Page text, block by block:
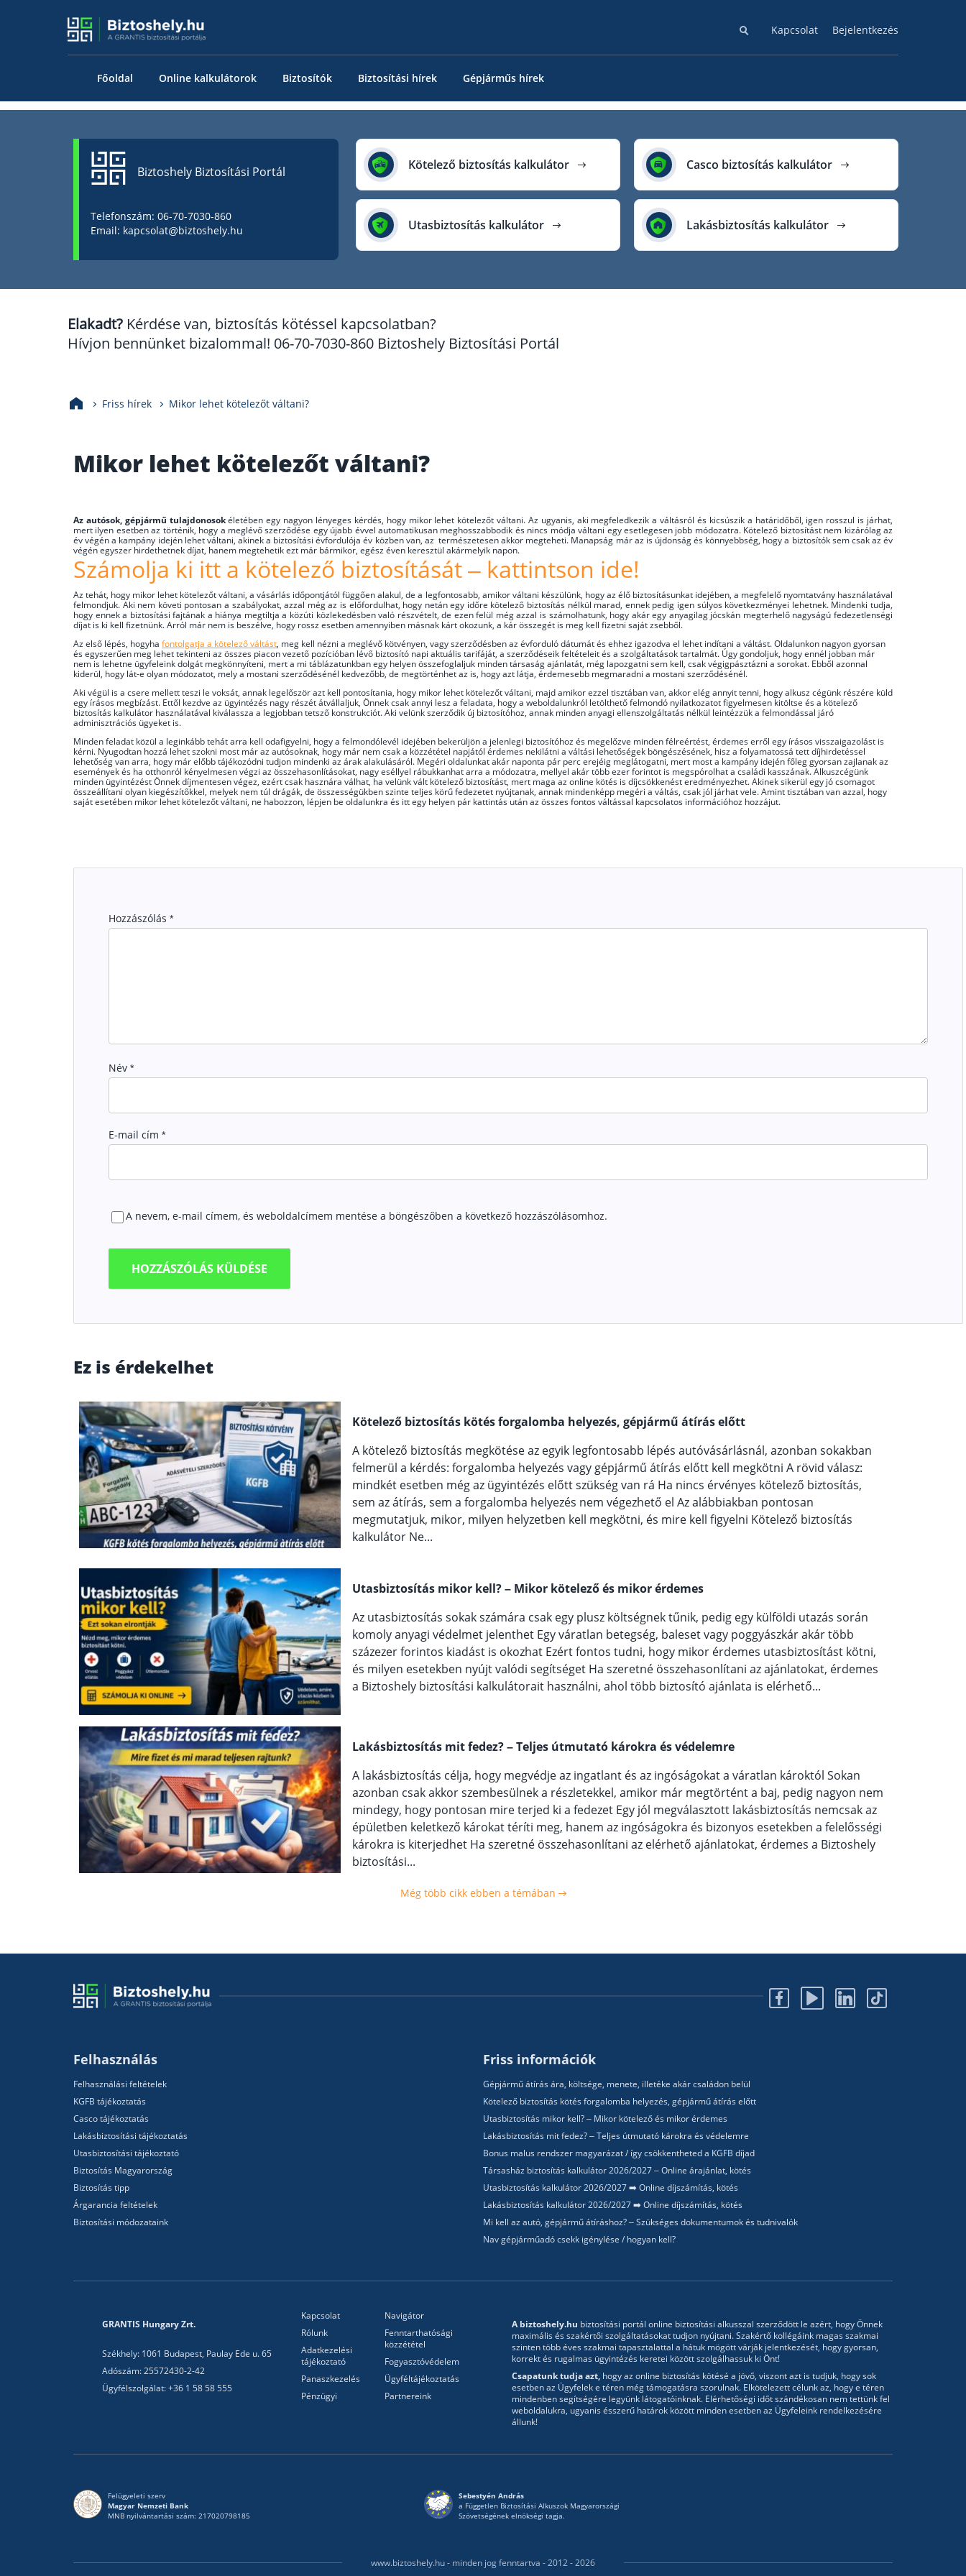
Kapcsolat Bejelentkezés
Főoldal Online kalkulátorok Biztosítók Biztosítási hírek Gépjárműs hírek
Biztoshely Biztosítási Portál
Telefonszám: 06-70-7030-860
Email: kapcsolat@biztoshely.hu
Kötelező biztosítás kalkulátor
Utasbiztosítás kalkulátor
Casco biztosítás kalkulátor
Lakásbiztosítás kalkulátor
Elakadt? Kérdése van, biztosítás kötéssel kapcsolatban?
Hívjon bennünket bizalommal! 06-70-7030-860 Biztoshely Biztosítási Portál
Friss hírek Mikor lehet kötelezőt váltani?
Mikor lehet kötelezőt váltani?
Az autósok, gépjármű tulajdonosokéletében egy nagyon lényeges kérdés, hogy mikor lehet kötelezőt váltani. Az ugyanis, aki megfeledkezik a váltásról és kicsúszik a határidőből, igen rosszul is járhat,
mert ilyen esetben az történik, hogy a meglévő szerződése egy újabb évvel automatikusan meghosszabbodik és nincs módja váltani egy esetlegesen jobb módozatra. Kötelező biztosítást nem kizárólag az
év végén a kampány idején lehet váltani, akinek a biztosítási évfordulója év közben van, az természetesen akkor megteheti. Manapság már az is újdonság és könnyebbség, hogy a biztosítók sem csak az év
végén egyszer hirdethetnek díjat, hanem megtehetik ezt már bármikor, egész éven keresztül akármelyik napon.
Számolja ki itt a kötelező biztosítását – kattintson ide!
Az tehát, hogy mikor lehet kötelezőt váltani, a vásárlás időpontjától függően alakul, de a legfontosabb, amikor váltani készülünk, hogy az élő biztosításunkat idejében, a megfelelő nyomtatvány használatával
felmondjuk. Aki nem követi pontosan a szabályokat, azzal még az is előfordulhat, hogy netán egy időre kötelező biztosítás nélkül marad, ennek pedig igen súlyos következményei lehetnek. Mindenki tudja,
hogy ennek a biztosítási fajtának a hiánya megtiltja a közúti közlekedésben való részvételt, de ezen felül még azzal is számolhatunk, hogy akár egy anyagilag jócskán megterhelő nagyságú fedezetlenségi
díjat is ki kell fizetnünk. Arról már nem is beszélve, hogy rossz esetben amennyiben másnak kárt okozunk, a kár összegét is meg kell fizetni saját zsebből.
Az első lépés, hogyha fontolgatja a kötelező váltást, meg kell nézni a meglévő kötvényen, vagy szerződésben az évforduló dátumát és ehhez igazodva el lehet indítani a váltást. Oldalunkon nagyon gyorsan
és egyszerűen meg lehet tekinteni az összes piacon vezető pozícióban lévő biztosító napi aktuális tarifáját, a szerződéseik feltételeit és a szolgáltatások tartalmát. Úgy gondoljuk, hogy ennél jobban már
nem is lehetne ügyfeleink dolgát megkönnyíteni, mert a mi táblázatunkban egy helyen összefoglaljuk minden társaság ajánlatát, még lapozgatni sem kell, csak végigpásztázni a sorokat. Ebből azonnal
kiderül, hogy lát-e olyan módozatot, mely a mostani szerződésénél kedvezőbb, de megtörténhet az is, hogy azt látja, érdemesebb megmaradni a mostani szerződésénél.
Aki végül is a csere mellett teszi le voksát, annak legelőször azt kell pontosítania, hogy mikor lehet kötelezőt váltani, majd amikor ezzel tisztában van, akkor elég annyit tenni, hogy alkusz cégünk részére küld
egy írásos megbízást. Ettől kezdve az ügyintézés nagy részét átvállaljuk, Önnek csak annyi lesz a feladata, hogy a weboldalunkról letölthető felmondó nyilatkozatot figyelmesen kitöltse és a kötelező
biztosítás kalkulátor használatával kiválassza a legjobban tetsző konstrukciót. Aki velünk szerződik új biztosítóhoz, annak minden anyagi ellenszolgáltatás nélkül leintézzük a felmondással járó
adminisztrációs ügyeket is.
Minden feladat közül a leginkább tehát arra kell odafigyelni, hogy a felmondólevél idejében bekerüljön a jelenlegi biztosítóhoz és megelőzve minden félreértést, érdemes erről egy írásos visszaigazolást is
kérni. Nyugodtan hozzá lehet szokni most már az autósoknak, hogy már nem csak a közzététel napjától érdemes nekilátni a váltási lehetőségek böngészésének, hisz a folyamatossá tett díjhirdetéssel
lehetőség van arra, hogy már előbb tájékozódni tudjon mindenki az árak alakulásáról. Megéri oldalunkat akár naponta pár perc erejéig meglátogatni, mert most a kampány idején főleg gyorsan zajlanak az
események és ha otthonról kényelmesen végzi az összehasonlításokat, nagy eséllyel rábukkanhat arra a módozatra, mellyel akár több ezer forintot is megspórolhat a családi kasszának. Alkuszcégünk
minden ügyintézést Önnek díjmentesen végez, ezért csak hasznára válhat, ha velünk vált kötelező biztosítást, mert maga az online kötés is díjcsökkenést eredményezhet. Akinek sikerül egy jó csomagot
összeállítani olyan kiegészítőkkel, melyek nem túl drágák, de összességükben szinte teljes körű fedezetet nyújtanak, annak mindenképp megéri a váltás, csak jól járhat vele. Amint tisztában van azzal, hogy
saját esetében mikor lehet kötelezőt váltani, ne habozzon, lépjen be oldalunkra és itt egy helyen pár kattintás után az összes fontos váltással kapcsolatos információhoz hozzájut.
Hozzászólás *
Név *
E-mail cím *
A nevem, e-mail címem, és weboldalcímem mentése a böngészőben a következő hozzászólásomhoz.
Ez is érdekelhet
Kötelező biztosítás kötés forgalomba helyezés, gépjármű átírás előtt
A kötelező biztosítás megkötése az egyik legfontosabb lépés autóvásárlásnál, azonban sokakban
felmerül a kérdés: forgalomba helyezés vagy gépjármű átírás előtt kell megkötni A rövid válasz:
mindkét esetben még az ügyintézés előtt szükség van rá Ha nincs érvényes kötelező biztosítás,
sem az átírás, sem a forgalomba helyezés nem végezhető el Az alábbiakban pontosan
megmutatjuk, mikor, milyen helyzetben kell megkötni, és mire kell figyelni Kötelező biztosítás
kalkulátor Ne...
Utasbiztosítás mikor kell? – Mikor kötelező és mikor érdemes
Az utasbiztosítás sokak számára csak egy plusz költségnek tűnik, pedig egy külföldi utazás során
komoly anyagi védelmet jelenthet Egy váratlan betegség, baleset vagy poggyászkár akár több
százezer forintos kiadást is okozhat Ezért fontos tudni, hogy mikor érdemes utasbiztosítást kötni,
és milyen esetekben nyújt valódi segítséget Ha szeretné összehasonlítani az ajánlatokat, érdemes
a Biztoshely biztosítási kalkulátorait használni, ahol több biztosító ajánlata is elérhető...
Lakásbiztosítás mit fedez? – Teljes útmutató károkra és védelemre
A lakásbiztosítás célja, hogy megvédje az ingatlant és az ingóságokat a váratlan károktól Sokan
azonban csak akkor szembesülnek a részletekkel, amikor már megtörtént a baj, pedig nagyon nem
mindegy, hogy pontosan mire terjed ki a fedezet Egy jól megválasztott lakásbiztosítás nemcsak az
épületben keletkező károkat téríti meg, hanem az ingóságokra és bizonyos esetekben a felelősségi
károkra is kiterjedhet Ha szeretné összehasonlítani az elérhető ajánlatokat, érdemes a Biztoshely
biztosítási...
Még több cikk ebben a témában
Felhasználás
Felhasználási feltételek
KGFB tájékoztatás
Casco tájékoztatás
Lakásbiztosítási tájékoztatás
Utasbiztosítási tájékoztató
Biztosítás Magyarország
Biztosítás tipp
Árgarancia feltételek
Biztosítási módozataink
Friss információk
Gépjármű átírás ára, költsége, menete, illetéke akár családon belül
Kötelező biztosítás kötés forgalomba helyezés, gépjármű átírás előtt
Utasbiztosítás mikor kell? – Mikor kötelező és mikor érdemes
Lakásbiztosítás mit fedez? – Teljes útmutató károkra és védelemre
Bonus malus rendszer magyarázat / így csökkentheted a KGFB díjad
Társasház biztosítás kalkulátor 2026/2027 – Online árajánlat, kötés
Utasbiztosítás kalkulátor 2026/2027 ➡️ Online díjszámítás, kötés
Lakásbiztosítás kalkulátor 2026/2027 ➡️ Online díjszámítás, kötés
Mi kell az autó, gépjármű átíráshoz? – Szükséges dokumentumok és tudnivalók
Nav gépjárműadó csekk igénylése / hogyan kell?
GRANTIS Hungary Zrt.
Székhely: 1061 Budapest, Paulay Ede u. 65
Adószám: 25572430-2-42
Ügyfélszolgálat: +36 1 58 58 555
Kapcsolat
Rólunk
Adatkezelési
tájékoztató
Panaszkezelés
Pénzügyi
Navigátor
Fenntarthatósági
közzététel
Fogyasztóvédelem
Ügyféltájékoztatás
Partnereink
A biztoshely.hu biztosítási portál online biztosítási alkusszal szerződött le azért, hogy Önnek
maximális és szakértői szolgáltatásokat tudjon nyújtani. Szakértő kollégáink magas szakmai
szinten több éves szakmai tapasztalattal a hátuk mögött várják jelentkezését, hogy gyorsan,
korrekt és rugalmas ügyintézés keretei között szolgálhassuk ki Önt!
Csapatunk tudja azt,hogy az online biztosítás kötésé a jövő, viszont azt is tudjuk, hogy sok
esetben az Ügyfelek e téren még támogatásra szorulnak. Elkötelezett célunk az, hogy e téren
mindenben segítségére legyünk látogatóinknak. Elérhetőségi időt szándékosan nem tettünk fel
weboldalukra, ugyanis ésszerű határok között minden esetben az Ügyfeleink rendelkezésére
állunk!
Felügyeleti szerv
Magyar Nemzeti Bank
MNB nyilvántartási szám: 217020798185
Sebestyén András
a Független Biztosítási Alkuszok Magyarországi
Szövetségének elnökségi tagja.
www.biztoshely.hu - minden jog fenntartva - 2012 - 2026